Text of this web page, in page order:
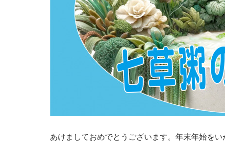
あけましておめでとうございます。年末年始を